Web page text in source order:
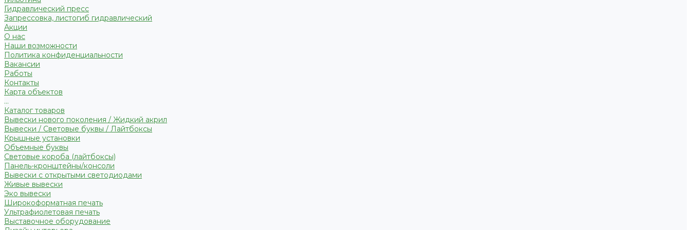
Гидравлический пресс
Запрессовка, листогиб гидравлический
Акции
О нас
Наши возможности
Политика конфиденциальности
Вакансии
Работы
Контакты
Карта объектов
...
Каталог товаров
Вывески нового поколения / Жидкий акрил
Вывески / Световые буквы / Лайтбоксы
Крышные установки
Объемные буквы
Световые короба (лайтбоксы)
Панель-кронштейны/консоли
Вывески с открытыми светодиодами
Живые вывески
Эко вывески
Широкоформатная печать
Ультрафиолетовая печать
Выставочное оборудование